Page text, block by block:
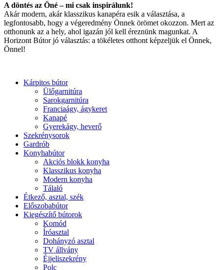
A döntés az Öné – mi csak inspirálunk!
Akár modern, akár klasszikus kanapéra esik a választása, a
legfontosabb, hogy a végeredmény Önnek örömet okozzon. Mert az
otthonunk az a hely, ahol igazán jól kell éreznünk magunkat. A
Horizont Bútor jó választás: a tökéletes otthont képzeljük el Önnek,
Önnel!
Kárpitos bútor
Ülőgarnitúra
Sarokgarnitúra
Franciaágy, ágykeret
Kanapé
Gyerekágy, heverő
Szekrénysorok
Gardrób
Konyhabútor
Akciós blokk konyha
Klasszikus konyha
Modern konyha
Tálaló
Étkező, asztal, szék
Előszobabútor
Kiegészítő bútorok
Komód
Íróasztal
Dohányzó asztal
TV állvány
Éjjeliszekrény
Polc